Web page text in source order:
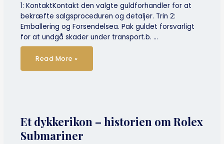
1: KontaktKontakt den valgte guldforhandler for at
bekræfte salgsproceduren og detaljer. Trin 2:
Emballering og Forsendelsea. Pak guldet forsvarligt
for at undgå skader under transport.b. …
Din
Guide
at
Read More »
Et dykkerikon – historien om Rolex
Submariner